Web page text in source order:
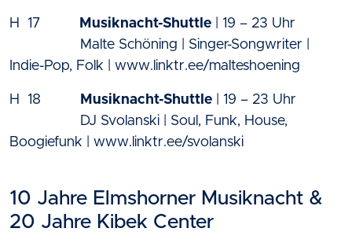
H 17 Musiknacht-Shuttle | 19 – 23 Uhr
Malte Schöning | Singer-Songwriter |
Indie-Pop, Folk | www.linktr.ee/malteshoening
H 18 Musiknacht-Shuttle | 19 – 23 Uhr
DJ Svolanski | Soul, Funk, House,
Boogiefunk | www.linktr.ee/svolanski
10 Jahre Elmshorner Musiknacht &
20 Jahre Kibek Center